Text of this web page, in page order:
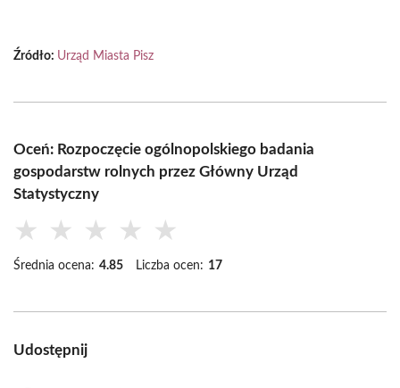
Źródło: Urząd Miasta Pisz
Oceń: Rozpoczęcie ogólnopolskiego badania
gospodarstw rolnych przez Główny Urząd
Statystyczny
★ ★ ★ ★ ★
Średnia ocena: 4.85 Liczba ocen: 17
Udostępnij